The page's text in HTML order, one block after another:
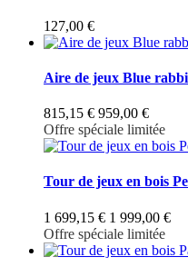
127,00 €
Aire de jeux Blue
815,15 € 959,00 €
Offre spéciale limitée
Tour de jeux en bois
1 699,15 € 1 999,00 €
Offre spéciale limitée